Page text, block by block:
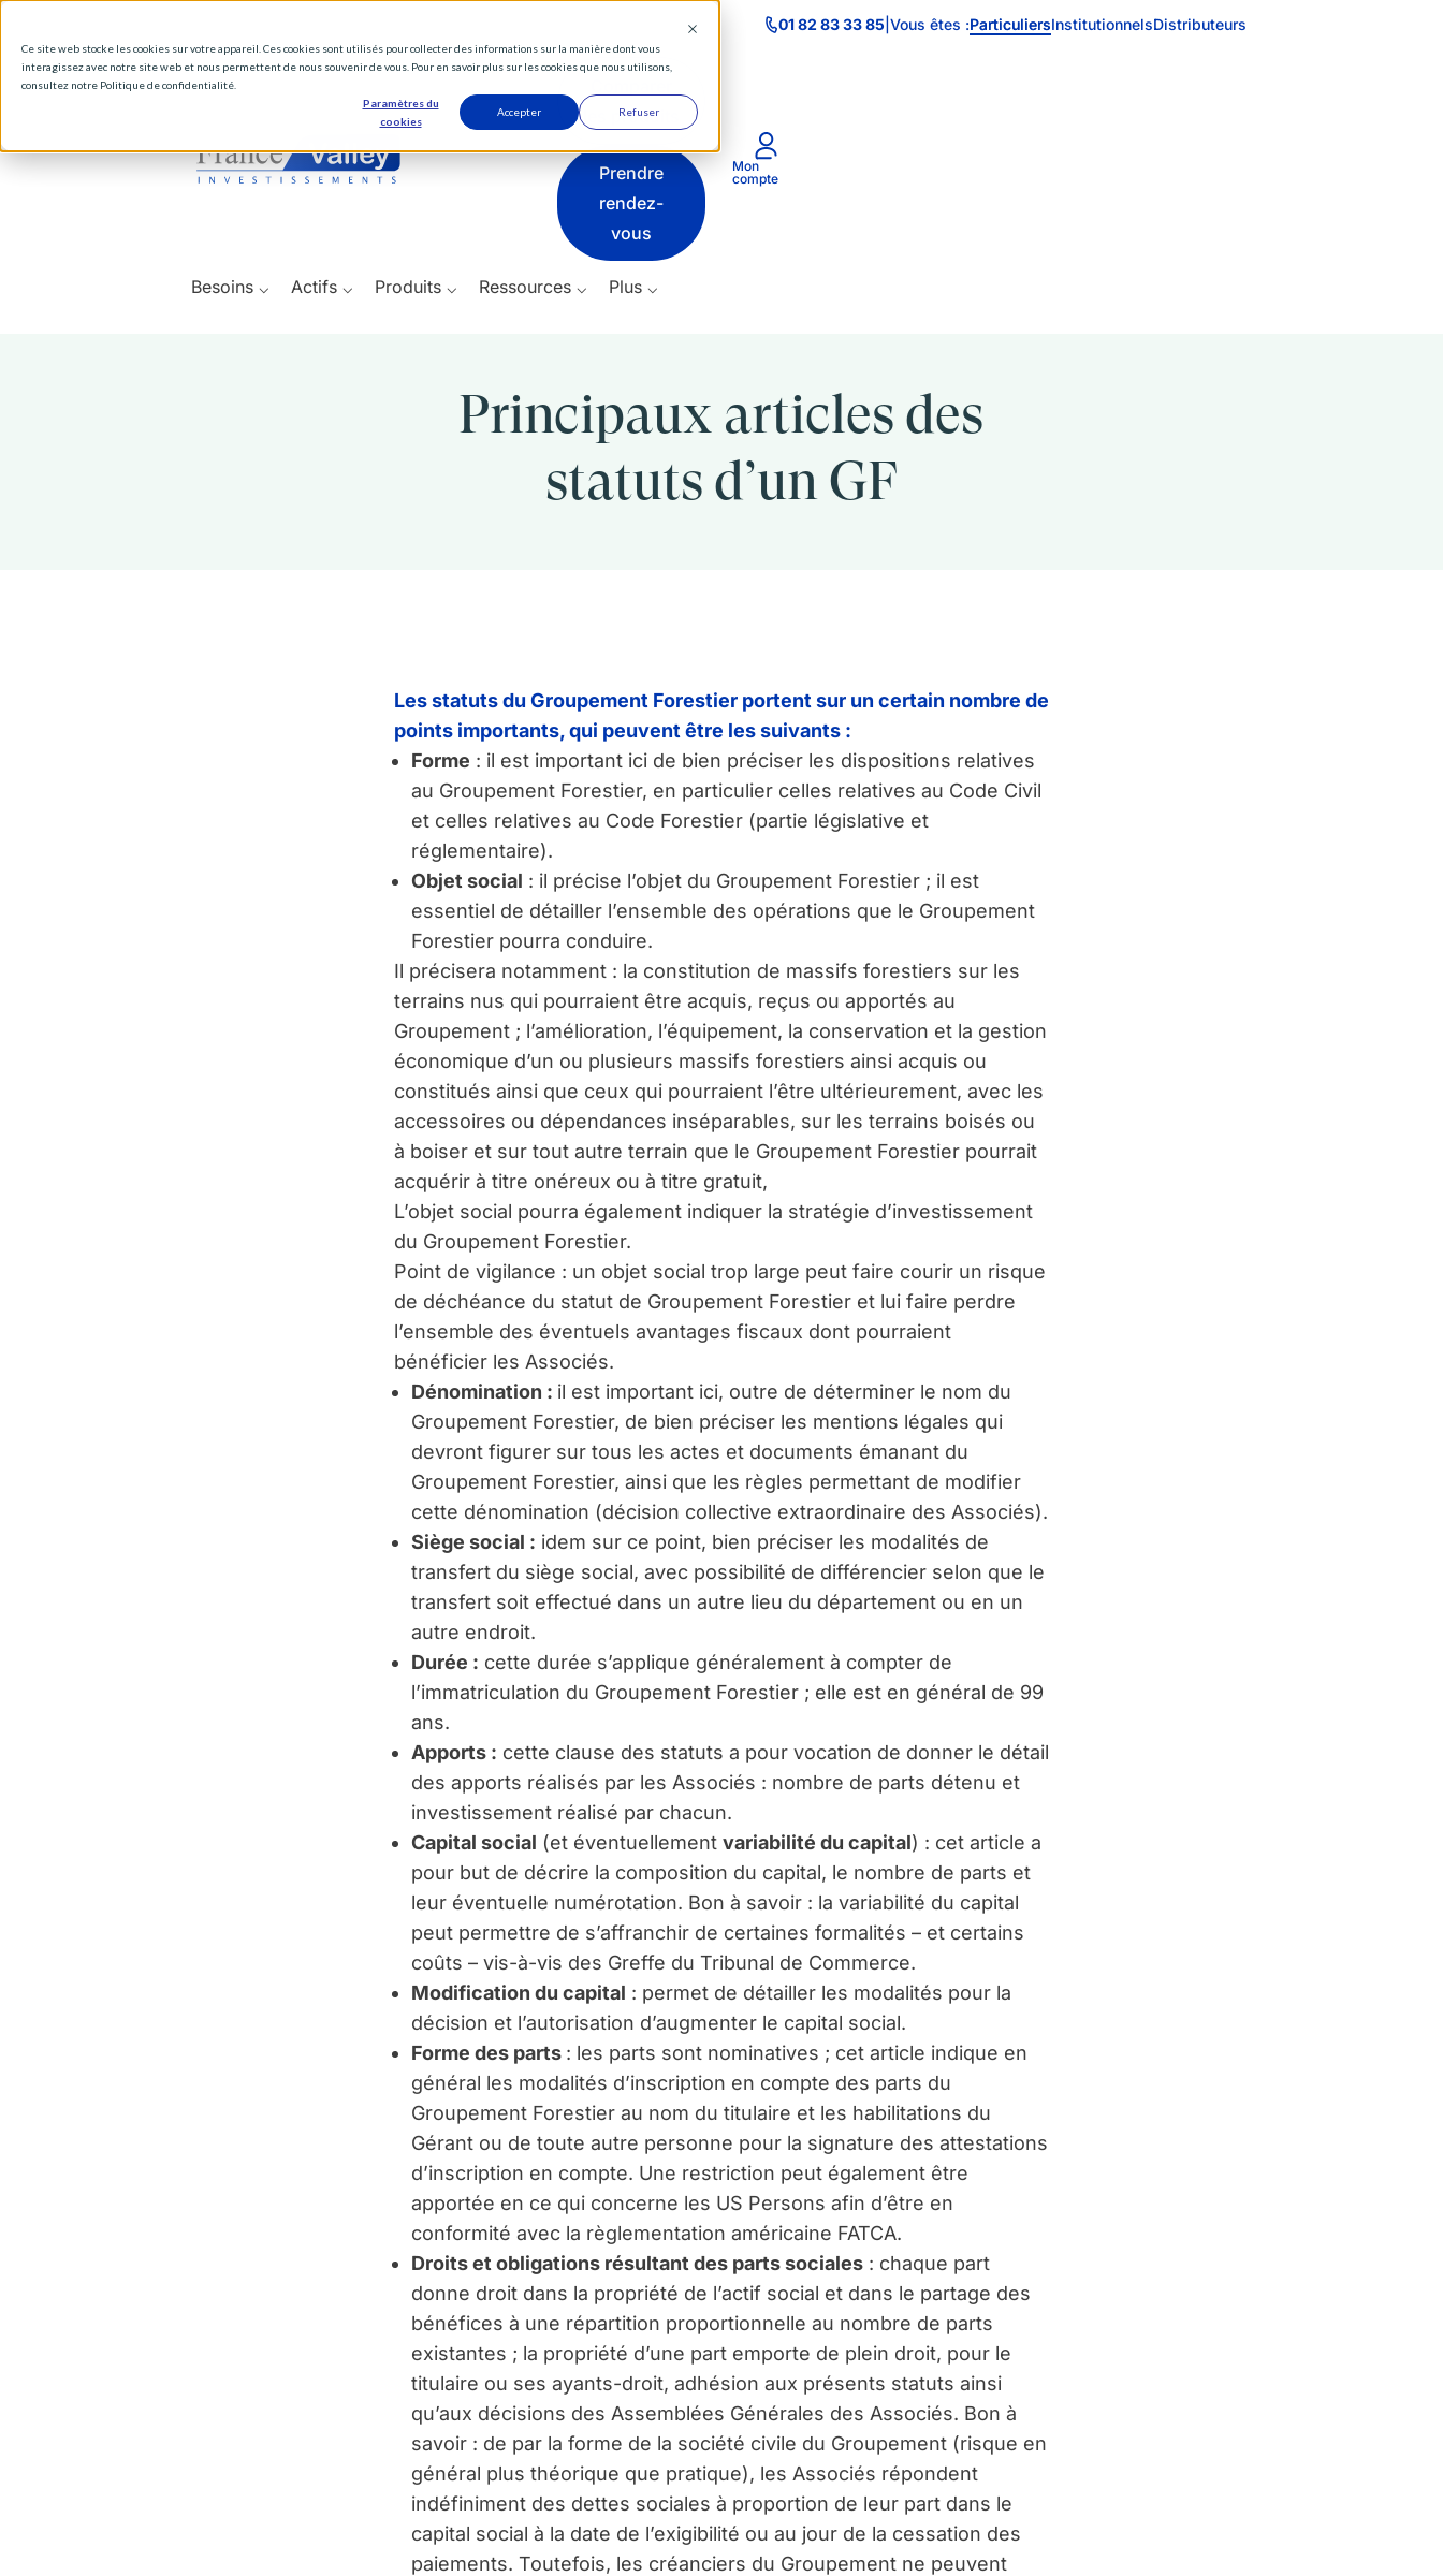
Ce site web stocke les cookies sur votre appareil. Ces cookies sont utilisés pour collecter des informations sur la manière dont vous
interagissez avec notre site web et nous permettent de nous souvenir de vous. Pour en savoir plus sur les cookies que nous utilisons,
consultez notre Politique de confidentialité.
Paramètres du
cookies
Accepter Refuser
01 82 83 33 85 Vous êtes :ParticuliersInstitutionnelsDistributeurs
Actifs
⌵
Ressources
les produits
Prendre
rendez-
vous
Mon
compte
Besoins ⌵ Actifs ⌵ Produits ⌵ Ressources ⌵ Plus ⌵
Principaux articles des
statuts d’un GF
Les statuts du Groupement Forestier portent sur un certain nombre de
points importants, qui peuvent être les suivants :
Forme : il est important ici de bien préciser les dispositions relatives
au Groupement Forestier, en particulier celles relatives au Code Civil
et celles relatives au Code Forestier (partie législative et
réglementaire).
Objet social : il précise l’objet du Groupement Forestier ; il est
essentiel de détailler l’ensemble des opérations que le Groupement
Forestier pourra conduire.
Il précisera notamment : la constitution de massifs forestiers sur les
terrains nus qui pourraient être acquis, reçus ou apportés au
Groupement ; l’amélioration, l’équipement, la conservation et la gestion
économique d’un ou plusieurs massifs forestiers ainsi acquis ou
constitués ainsi que ceux qui pourraient l’être ultérieurement, avec les
accessoires ou dépendances inséparables, sur les terrains boisés ou
à boiser et sur tout autre terrain que le Groupement Forestier pourrait
acquérir à titre onéreux ou à titre gratuit,
L’objet social pourra également indiquer la stratégie d’investissement
du Groupement Forestier.
Point de vigilance : un objet social trop large peut faire courir un risque
de déchéance du statut de Groupement Forestier et lui faire perdre
l’ensemble des éventuels avantages fiscaux dont pourraient
bénéficier les Associés.
Dénomination : il est important ici, outre de déterminer le nom du
Groupement Forestier, de bien préciser les mentions légales qui
devront figurer sur tous les actes et documents émanant du
Groupement Forestier, ainsi que les règles permettant de modifier
cette dénomination (décision collective extraordinaire des Associés).
Siège social : idem sur ce point, bien préciser les modalités de
transfert du siège social, avec possibilité de différencier selon que le
transfert soit effectué dans un autre lieu du département ou en un
autre endroit.
Durée : cette durée s’applique généralement à compter de
l’immatriculation du Groupement Forestier ; elle est en général de 99
ans.
Apports : cette clause des statuts a pour vocation de donner le détail
des apports réalisés par les Associés : nombre de parts détenu et
investissement réalisé par chacun.
Capital social (et éventuellement variabilité du capital) : cet article a
pour but de décrire la composition du capital, le nombre de parts et
leur éventuelle numérotation. Bon à savoir : la variabilité du capital
peut permettre de s’affranchir de certaines formalités – et certains
coûts – vis-à-vis des Greffe du Tribunal de Commerce.
Modification du capital : permet de détailler les modalités pour la
décision et l’autorisation d’augmenter le capital social.
Forme des parts : les parts sont nominatives ; cet article indique en
général les modalités d’inscription en compte des parts du
Groupement Forestier au nom du titulaire et les habilitations du
Gérant ou de toute autre personne pour la signature des attestations
d’inscription en compte. Une restriction peut également être
apportée en ce qui concerne les US Persons afin d’être en
conformité avec la règlementation américaine FATCA.
Droits et obligations résultant des parts sociales : chaque part
donne droit dans la propriété de l’actif social et dans le partage des
bénéfices à une répartition proportionnelle au nombre de parts
existantes ; la propriété d’une part emporte de plein droit, pour le
titulaire ou ses ayants-droit, adhésion aux présents statuts ainsi
qu’aux décisions des Assemblées Générales des Associés. Bon à
savoir : de par la forme de la société civile du Groupement (risque en
général plus théorique que pratique), les Associés répondent
indéfiniment des dettes sociales à proportion de leur part dans le
capital social à la date de l’exigibilité ou au jour de la cessation des
paiements. Toutefois, les créanciers du Groupement ne peuvent